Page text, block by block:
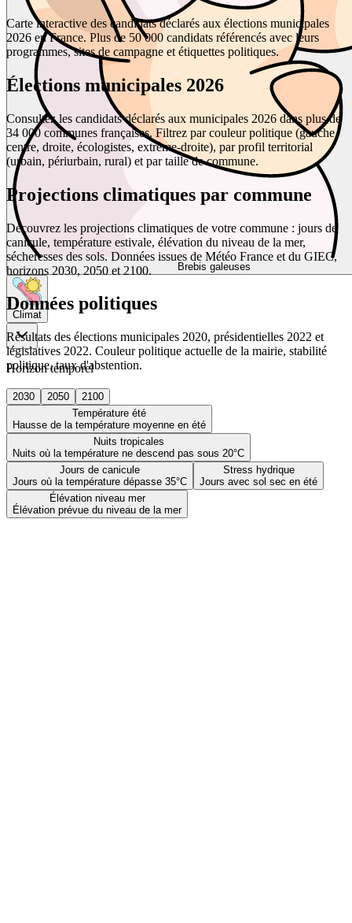
Brebis galeuses
Climat
Horizon temporel
2030 2050
2100
Température été
Hausse de la température moyenne en été
Nuits tropicales
Nuits où la température ne descend pas sous 20°C
Jours de canicule
Jours où la température dépasse 35°C
Stress hydrique
Jours avec sol sec en été
Élévation niveau mer
Élévation prévue du niveau de la mer
Carte interactive des candidats déclarés aux élections municipales
2026 en France. Plus de 50 000 candidats référencés avec leurs
programmes, sites de campagne et étiquettes politiques.
Élections municipales 2026
Consultez les candidats déclarés aux municipales 2026 dans plus de
34 000 communes françaises. Filtrez par couleur politique (gauche,
centre, droite, écologistes, extrême-droite), par profil territorial
(urbain, périurbain, rural) et par taille de commune.
Projections climatiques par commune
Découvrez les projections climatiques de votre commune : jours de
canicule, température estivale, élévation du niveau de la mer,
sécheresses des sols. Données issues de Météo France et du GIEC,
horizons 2030, 2050 et 2100.
Données politiques
Résultats des élections municipales 2020, présidentielles 2022 et
législatives 2022. Couleur politique actuelle de la mairie, stabilité
politique, taux d'abstention.